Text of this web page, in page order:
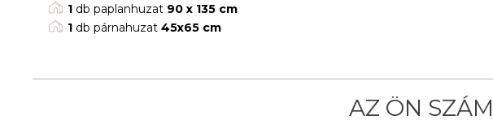
1 db paplanhuzat 90 x 135 cm
1 db párnahuzat45x65 cm